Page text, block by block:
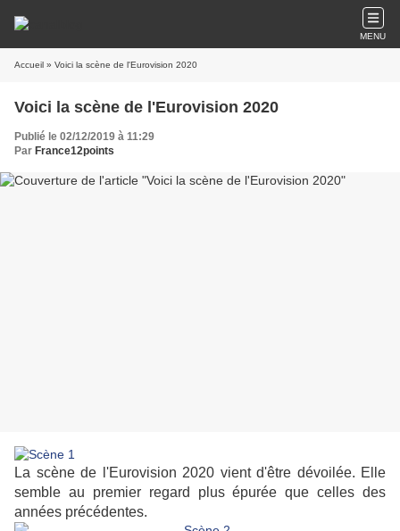
MENU
Accueil » Voici la scène de l'Eurovision 2020
Voici la scène de l'Eurovision 2020
Publié le 02/12/2019 à 11:29
Par France12points
La scène de l'Eurovision 2020 vient d'être dévoilée. Elle
semble au premier regard plus épurée que celles des
années précédentes.